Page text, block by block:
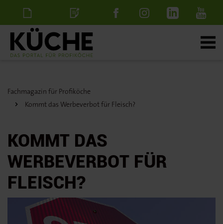
NewsletterStellenanzeige
Fachmagazin für Profiköche
Kommt das Werbeverbot für Fleisch?
KOMMT DAS
WERBEVERBOT FÜR
FLEISCH?